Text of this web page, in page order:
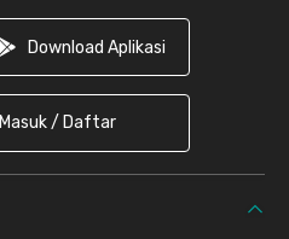
Download Aplikasi
Masuk / Daftar